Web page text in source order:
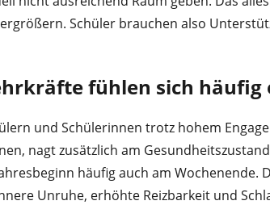
Schüler brauchen also
fühlen sich häufig
und Schülerinnen trotz hohem
nagt zusätzlich am
häufig auch am Wochenende.
Unruhe, erhöhte Reizbarkeit und